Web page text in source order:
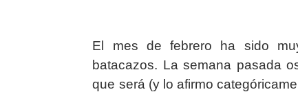
El mes de febrero ha sido
batacazos. La semana pasada
que será (y lo afirmo